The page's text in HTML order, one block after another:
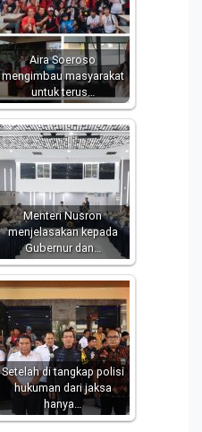
Aira Soeroso
mengimbau masyarakat
untuk terus…
Menteri Nusron
menjelasakan kepada
Gubernur dan…
Setelah di tangkap polisi
hukuman dari jaksa
hanya…